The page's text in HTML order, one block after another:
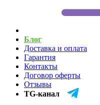
Блог
Доставка и оплата
Гарантия
Контакты
Договор оферты
Отзывы
TG-канал